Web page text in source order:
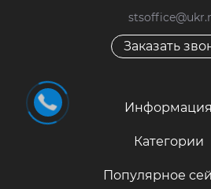
Заказать
Информация
Категории
Популярное